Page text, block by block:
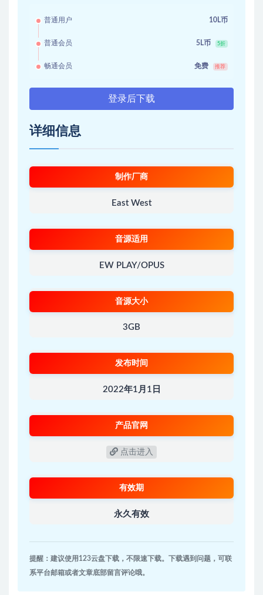
普通用户 10L币
普通会员 5L币 5折
畅通会员 免费 推荐
登录后下载
详细信息
制作厂商
East West
音源适用
EW PLAY/OPUS
音源大小
3GB
发布时间
2022年1月1日
产品官网
点击进入
有效期
永久有效
提醒：建议使用123云盘下载，不限速下载。下载遇到问题，可联
系平台邮箱或者文章底部留言评论哦。